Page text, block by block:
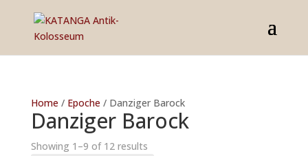
Home / Epoche / Danziger Barock
Danziger Barock
Showing 1–9 of 12 results